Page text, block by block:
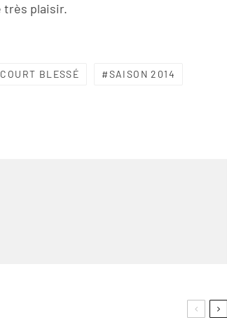
très plaisir.
BLESSÉ SAISON 2014